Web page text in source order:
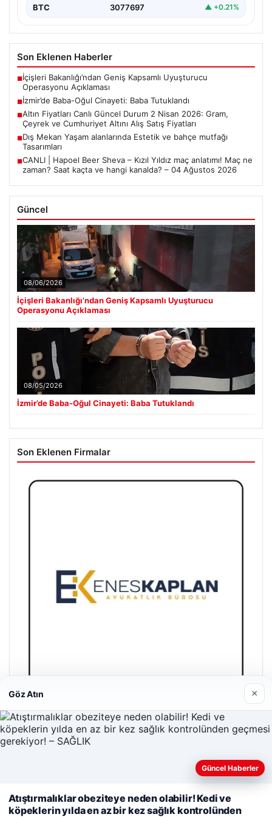
BTC 3077697 ▲ +0.21%
Son Eklenen Haberler
■İçişleri Bakanlığı’ndan Geniş Kapsamlı Uyuşturucu
Operasyonu Açıklaması
■İzmir’de Baba-Oğul Cinayeti: Baba Tutuklandı
■Altın Fiyatları Canlı Güncel Durum 2 Nisan 2026: Gram,
Çeyrek ve Cumhuriyet Altını Alış Satış Fiyatları
■Dış Mekan Yaşam alanlarında Estetik ve bahçe mutfağı
Tasarımları
■CANLI | Hapoel Beer Sheva – Kızıl Yıldız maç anlatımı! Maç ne
zaman? Saat kaçta ve hangi kanalda? – 04 Ağustos 2026
Güncel
08/06/2026
İçişleri Bakanlığı’ndan Geniş Kapsamlı Uyuşturucu
Operasyonu Açıklaması
08/05/2026
İzmir’de Baba-Oğul Cinayeti: Baba Tutuklandı
Son Eklenen Firmalar
Enes Kaplan Avukatlık Bürosu
04/28/2026
deneyiminizi kişiselleştirmek ve geliştirmek amacıyla çerezler
kullanıyoruz.Çerez Politikamız
Göz Atın ×
Güncel Haberler
Atıştırmalıklar obeziteye neden olabilir! Kedi ve
köpeklerin yılda en az bir kez sağlık kontrolünden